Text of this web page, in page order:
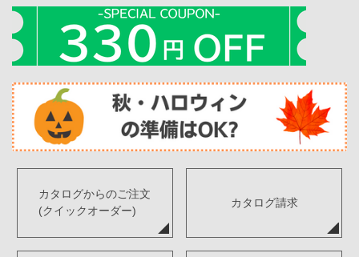
カタログからのご注文
(クイックオーダー)
カタログ請求